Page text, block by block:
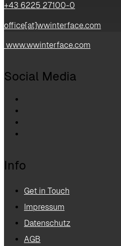
+43 6225 27100-0
office[at]wwinterface.com
www.wwinterface.com
Social Media
Info
Get in Touch
Impressum
Datenschutz
AGB